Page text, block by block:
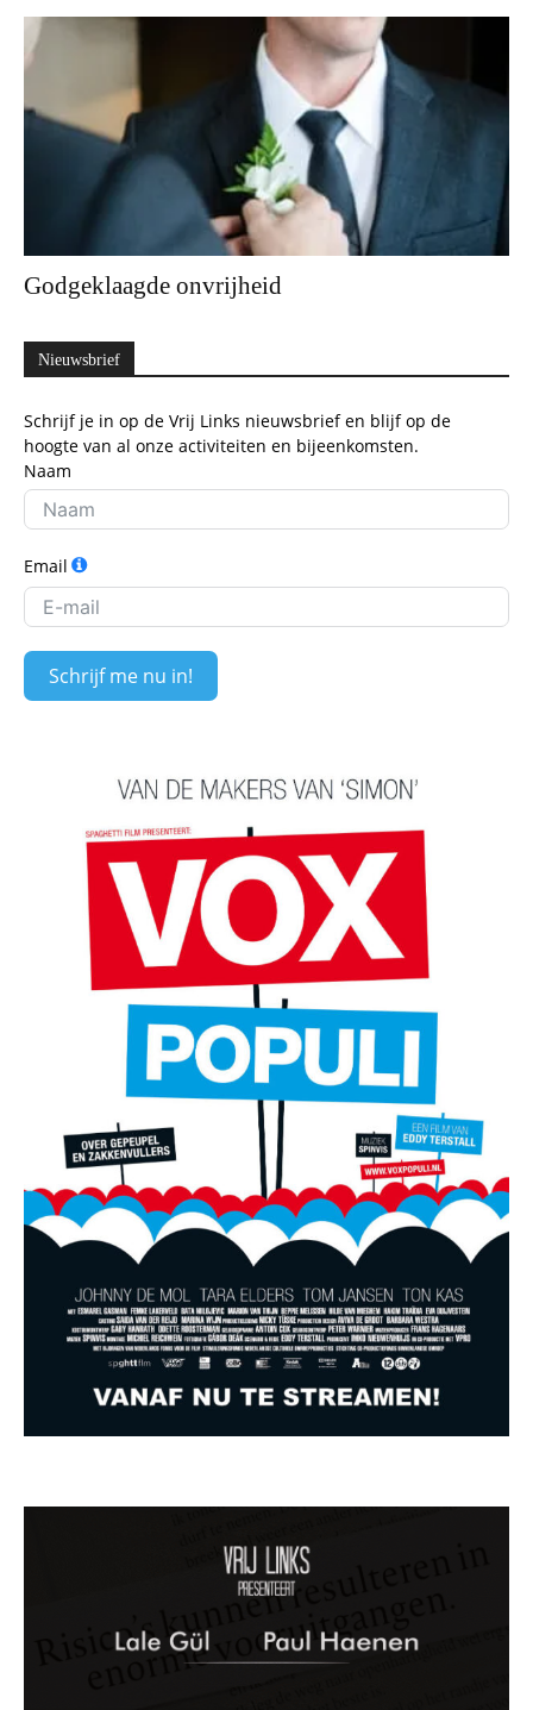
Godgeklaagde onvrijheid
Nieuwsbrief
Schrijf je in op de Vrij Links nieuwsbrief en blijf op de
hoogte van al onze activiteiten en bijeenkomsten.
Naam
Email
Schrijf me nu in!